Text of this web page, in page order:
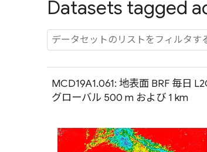
Datasets tagged
MCD19A1.061: 地表面 BRF 毎日
グローバル 500 m および 1 km